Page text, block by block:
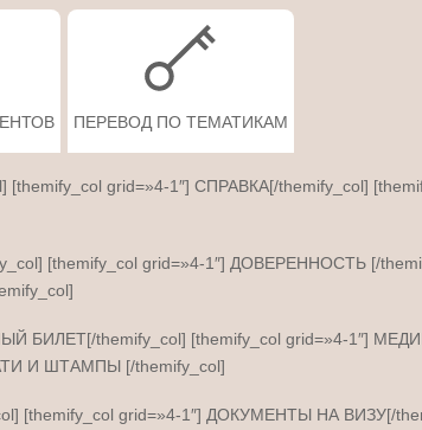
ПЕРЕВОД ПО ТЕМАТИКАМ
grid=»4-1″] СПРАВКА[/themify_col]
[themify_col grid=»4-1″] ДОВЕРЕННОСТЬ [/
БИЛЕТ[/themify_col] [themify_col grid=»4-1″]
И ШТАМПЫ [/themify_col]
[themify_col grid=»4-1″] ДОКУМЕНТЫ НА ВИЗУ[/